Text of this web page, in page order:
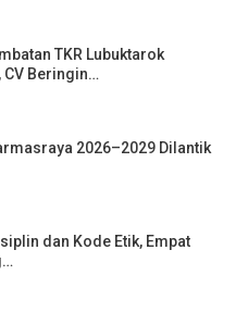
TKR Lubuktarok
CV Beringin…
2026–2029 Dilantik
dan Kode Etik, Empat